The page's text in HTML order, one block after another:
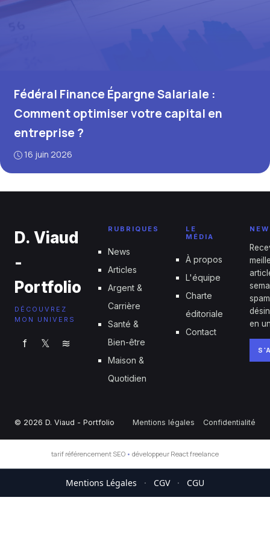
Fédéral Finance Épargne Salariale :
Comment optimiser votre capital en
entreprise ?
16 juin 2026
D. Viaud
-
Portfolio
DÉCOUVREZ
MON UNIVERS
f 𝕏 ≋
RUBRIQUES
News
Articles
Argent &
Carrière
Santé &
Bien-être
Maison &
Quotidien
LE
MÉDIA
À propos
L'équipe
Charte
éditoriale
Contact
en
© 2026 D. Viaud - Portfolio Mentions légales Confidentialité
tarif référencement SEO • développeur React freelance
Mentions Légales · CGV · CGU